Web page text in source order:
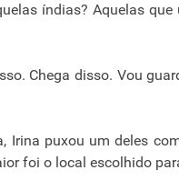
índias? Aquelas
Chega disso. Vou
Irina puxou um deles
foi o local escolhido